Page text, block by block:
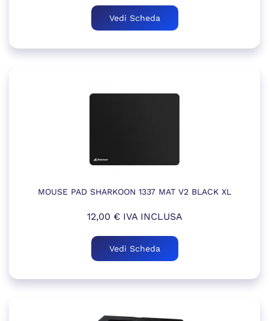
Vedi Scheda
MOUSE PAD SHARKOON 1337 MAT V2 BLACK XL
12,00 €IVA INCLUSA
Vedi Scheda